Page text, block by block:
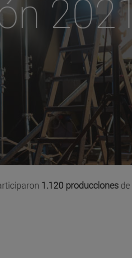
2021
1.120 producciones de